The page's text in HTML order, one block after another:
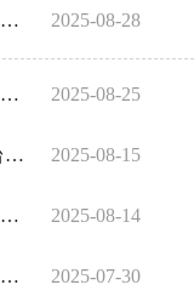
2025-08-28
关于依法关闭城步苗族自治县大什洋、小什洋滑石矿和豆腐石、枫香采石场的决定书
2025-08-25
中共城步苗族自治县委关于巡视整改进展情况的通报
2025-08-15
省市县联动发力 城步全力筑牢防汛抗台“安全线”
2025-08-14
城步苗族自治县自然资源局紧急部署台风“杨柳”防御工作
2025-07-30
湖南省自然资源厅关于开展湖南武冈云山自然保护区自然资源确权登记的通告